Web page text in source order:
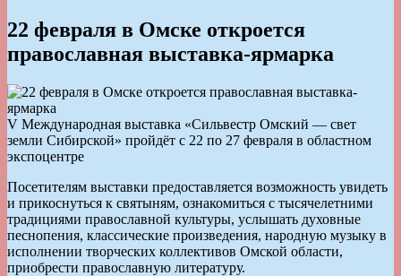
22 февраля в Омске откроется
православная выставка-ярмарка
V Международная выставка «Сильвестр Омский — свет
земли Сибирской» пройдёт с 22 по 27 февраля в областном
экспоцентре
Посетителям выставки предоставляется возможность увидеть
и прикоснуться к святыням, ознакомиться с тысячелетними
традициями православной культуры, услышать духовные
песнопения, классические произведения, народную музыку в
исполнении творческих коллективов Омской области,
приобрести православную литературу.